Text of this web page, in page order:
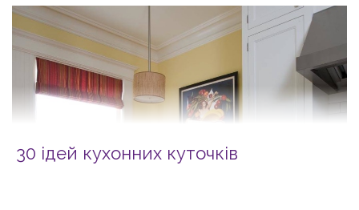
30 ідей кухонних куточків